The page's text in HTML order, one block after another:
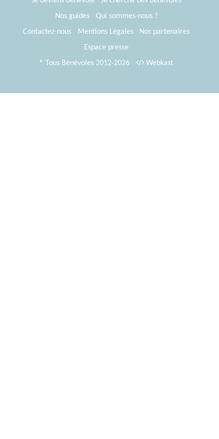
Nos guides
Qui sommes-nous ?
Contactez-nous
Mentions Légales
Nos partenaires
Espace presse
® Tous Bénévoles 2012-2026
Webkast